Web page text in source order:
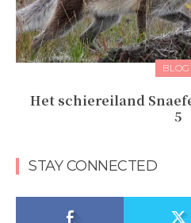
BLOG
Het schiereiland
5
STAY CONNECTED